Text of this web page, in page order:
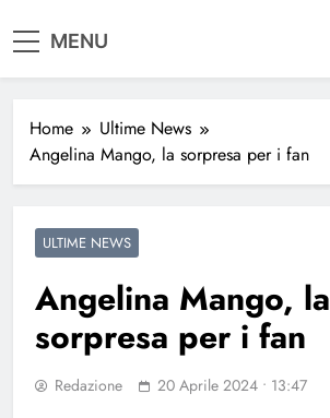
MENU
Home
Ultime News
Angelina Mango, la sorpresa per i fan
ULTIME NEWS
Angelina Mango, la
sorpresa per i fan
Redazione 20 Aprile 2024 • 13:47